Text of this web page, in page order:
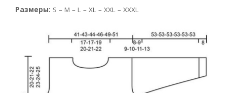
Размеры: S – M – L – XL – XXL – XXXL